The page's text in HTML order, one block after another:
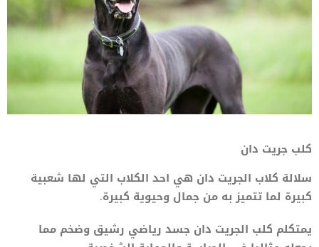
كلب جريت دان
سلالة كلاب الجريت دان هي احد الكلاب التي لها شعبية
كبيرة لما تتميز به من جمال وحيوية كبيرة.
يمتكلم كلب الجريت دان جسد رياضي رشيق وضخم مما